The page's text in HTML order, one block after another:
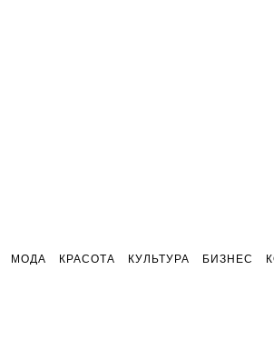
МОДА КРАСОТА КУЛЬТУРА БИЗНЕС